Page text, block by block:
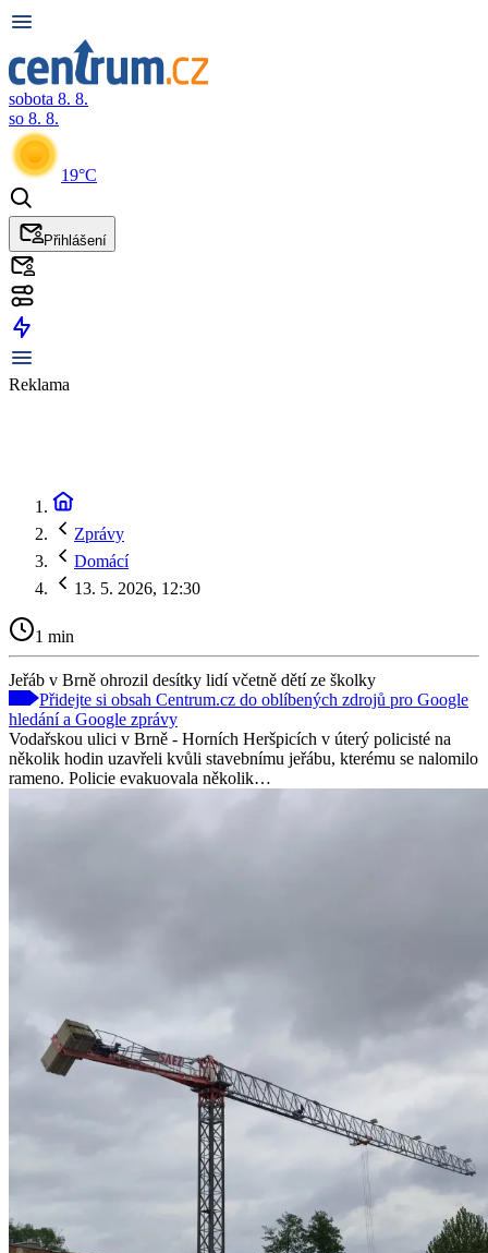
sobota 8. 8.
so 8. 8.
19°C
Přihlášení
Reklama
Zprávy
Domácí
13. 5. 2026, 12:30
1 min
Jeřáb v Brně ohrozil desítky lidí včetně dětí ze školky
Přidejte si obsah Centrum.cz do oblíbených zdrojů pro Google
hledání a Google zprávy
Vodařskou ulici v Brně - Horních Heršpicích v úterý policisté na
několik hodin uzavřeli kvůli stavebnímu jeřábu, kterému se nalomilo
rameno. Policie evakuovala několik…